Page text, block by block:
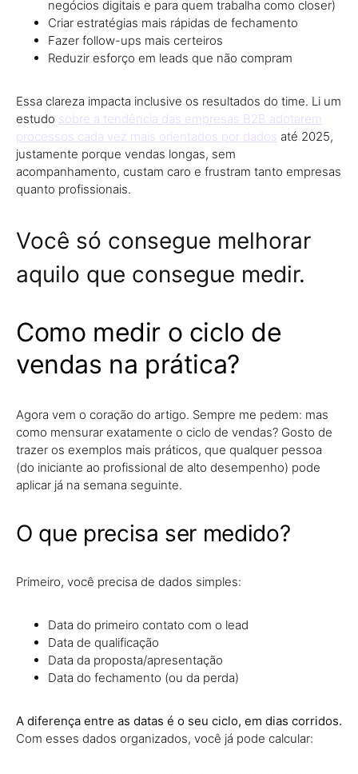
negócios digitais e para quem trabalha como closer)
Criar estratégias mais rápidas de fechamento
Fazer follow-ups mais certeiros
Reduzir esforço em leads que não compram
Essa clareza impacta inclusive os resultados do time. Li um
estudo sobre a tendência das empresas B2B adotarem
processos cada vez mais orientados por dados até 2025,
justamente porque vendas longas, sem
acompanhamento, custam caro e frustram tanto empresas
quanto profissionais.
Você só consegue melhorar
aquilo que consegue medir.
Como medir o ciclo de
vendas na prática?
Agora vem o coração do artigo. Sempre me pedem: mas
como mensurar exatamente o ciclo de vendas? Gosto de
trazer os exemplos mais práticos, que qualquer pessoa
(do iniciante ao profissional de alto desempenho) pode
aplicar já na semana seguinte.
O que precisa ser medido?
Primeiro, você precisa de dados simples:
Data do primeiro contato com o lead
Data de qualificação
Data da proposta/apresentação
Data do fechamento (ou da perda)
A diferença entre as datas é o seu ciclo, em dias corridos.
Com esses dados organizados, você já pode calcular: